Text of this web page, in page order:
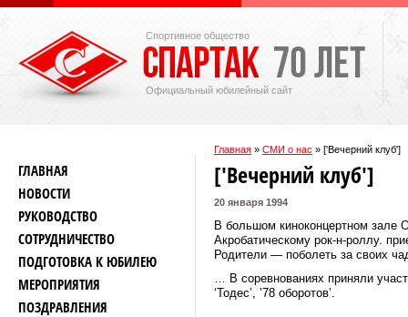
Спортивное общество
Официальный юбилейный сайт
Главная » СМИ о нас » ['Вечерний клуб']
ГЛАВНАЯ
НОВОСТИ
РУКОВОДСТВО
СОТРУДНИЧЕСТВО
ПОДГОТОВКА К ЮБИЛЕЮ
МЕРОПРИЯТИЯ
ПОЗДРАВЛЕНИЯ
['Вечерний клуб']
20 января 1994
В большом киноконцертном зале
Акробатическому рок-н-роллу.
Родители — поболеть за своих
… В соревнованиях приняли
‘Тодес’, ’78 оборотов’.